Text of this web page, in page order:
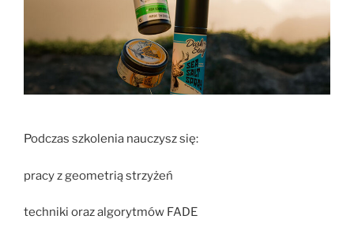
Podczas szkolenia nauczysz się:
pracy z geometrią strzyżeń
techniki oraz algorytmów FADE